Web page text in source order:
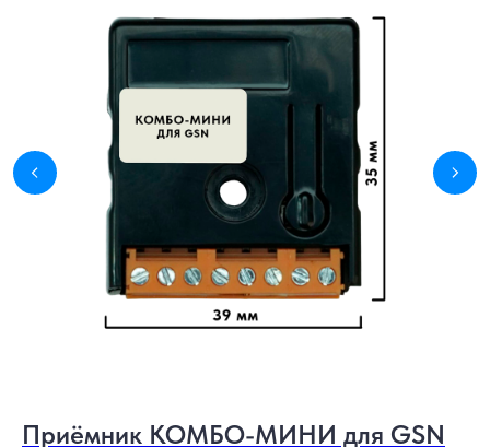
Приёмник КОМБО-МИНИ для GSN